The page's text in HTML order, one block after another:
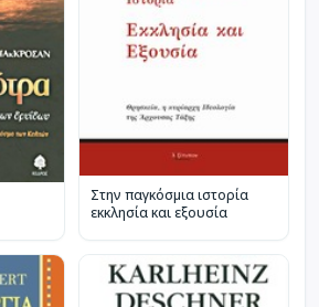
Στην παγκόσμια ιστορία
εκκλησία και εξουσία